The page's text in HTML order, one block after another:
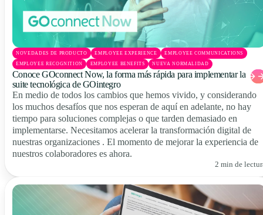
NOVEDADES DE PRODUCTO EMPLOYEE EXPERIENCE EMPLOYEE COMMUNICATIONS
EMPLOYEE RECOGNITION EMPLOYEE BENEFITS NUEVA NORMALIDAD
Conoce GOconnect Now, la forma más rápida para implementar la
suite tecnológica de GOintegro
En medio de todos los cambios que hemos vivido, y considerando
los muchos desafíos que nos esperan de aquí en adelante, no hay
tiempo para soluciones complejas o que tarden demasiado en
implementarse. Necesitamos acelerar la transformación digital de
nuestras organizaciones . El momento de mejorar la experiencia de
nuestros colaboradores es ahora.
2 min de